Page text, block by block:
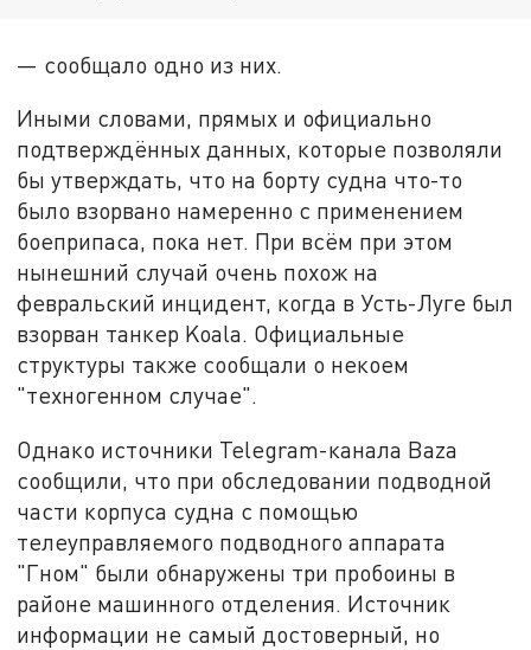
— сообщало одно из них.
Иными словами, прямых и официально
подтверждённых данных, которые позволяли
бы утверждать, что на борту судна что-то
было взорвано намеренно с применением
боеприпаса, пока нет. При всём при этом
нынешний случай очень похож на
февральский инцидент, когда в Усть-Луге был
взорван танкер Koala. Официальные
структуры также сообщали о некоем
"техногенном случае".
Однако источники Telegram-канала Baza
сообщили, что при обследовании подводной
части корпуса судна с помощью
телеуправляемого подводного аппарата
"Гном" были обнаружены три пробоины в
районе машинного отделения. Источник
информации не самый достоверный, но